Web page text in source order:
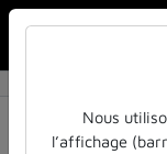
Résultats
Nous
l’affichage